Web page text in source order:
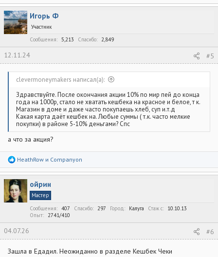
Игорь Ф
Участник
Сообщения
5,213 Спасибо 2,849
12.11.24 #5
clevermoneymakers написал(а):
Здравствуйте. После окончания акции 10% по мир пей до конца
года на 1000р, стало не хватать кешбека на красное и белое, т к.
Магазин в доме и даже часто покупаешь хлеб, суп и.т.д
Какая карта даёт кешбек на. Любые суммы ( т.к. часто мелкие
покупки) в районе 5-10% деньгами? Спс
а что за акция?
Р
а
к
ц
и
и
HeathRow и Companyon
ойрин
Мастер
Сообщения
407 Спасибо 297 Город Калуга Стаж c
10.10.13
Опыт
2741/410
04.07.26 #6
Зашла в Едадил. Неожиданно в разделе Кешбек Чеки